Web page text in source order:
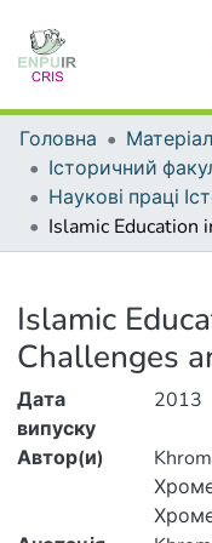
Головна
Історичний
Islamic
Challenges
Дата
випуску
2013
Автор(и)